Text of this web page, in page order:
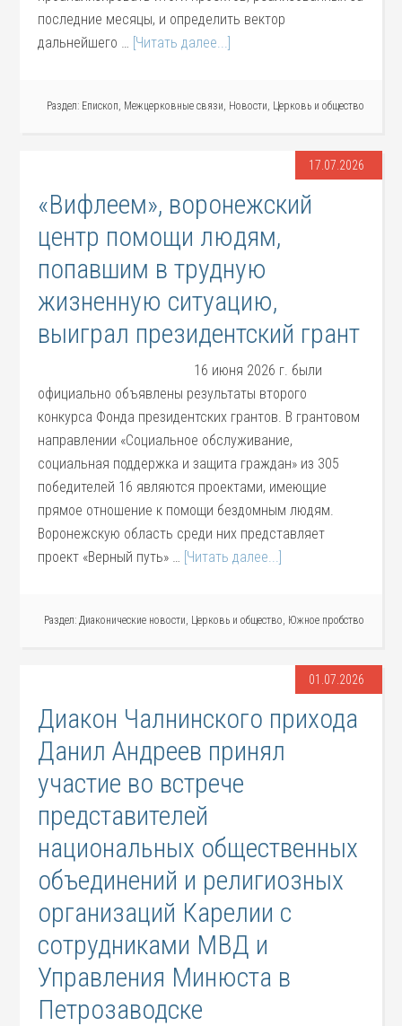
последние месяцы, и определить вектор
дальнейшего … [Читать далее...]
Раздел: Епископ, Межцерковные связи, Новости, Церковь и общество
17.07.2026
«Вифлеем», воронежский
центр помощи людям,
попавшим в трудную
жизненную ситуацию,
выиграл президентский грант
16 июня 2026 г. были
официально объявлены результаты второго
конкурса Фонда президентских грантов. В грантовом
направлении «Социальное обслуживание,
социальная поддержка и защита граждан» из 305
победителей 16 являются проектами, имеющие
прямое отношение к помощи бездомным людям.
Воронежскую область среди них представляет
проект «Верный путь» … [Читать далее...]
Раздел: Диаконические новости, Церковь и общество, Южное пробство
01.07.2026
Диакон Чалнинского прихода
Данил Андреев принял
участие во встрече
представителей
национальных общественных
объединений и религиозных
организаций Карелии с
сотрудниками МВД и
Управления Минюста в
Петрозаводске